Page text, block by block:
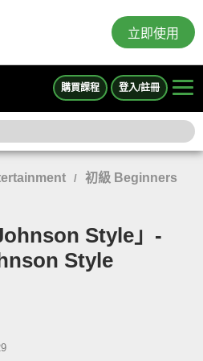
立即使用
購買課程 登入/註冊
/ 初級 Beginners
Style」-
Style